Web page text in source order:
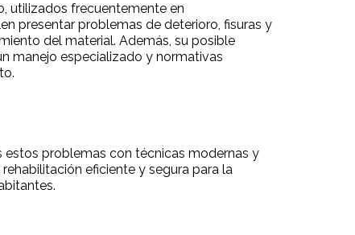
utilizados frecuentemente en
presentar problemas de deterioro, fisuras y
del material. Además, su posible
manejo especializado y normativas
estos problemas con técnicas modernas y
eficiente y segura para la